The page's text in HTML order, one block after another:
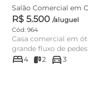
R$ 5.500 /aluguel
Cód: 964
Casa comercial em
grande fluxo de
Casa, Postão da Saú...
bed4 2 directions_car3